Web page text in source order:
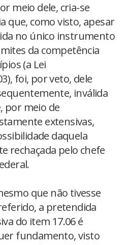
meio dele, cria-se
que, como visto, apesar
no único instrumento
da competência
(a Lei
foi, por veto, dele
inválida
por meio de
extensivas,
daquela
rechaçada pelo chefe
que não tivesse
a pretendida
do item 17.06 é
fundamento, visto